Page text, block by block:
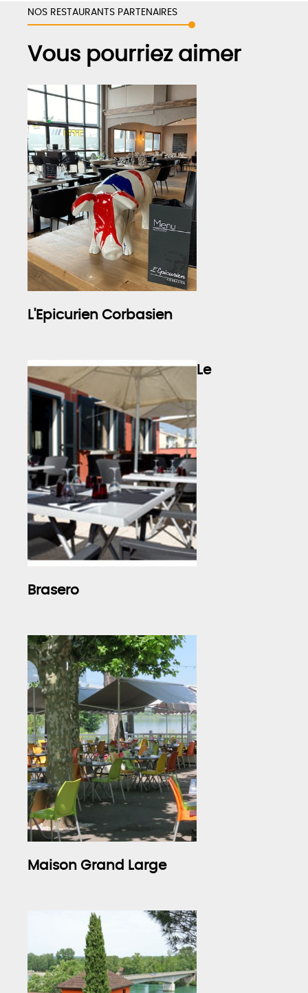
NOS RESTAURANTS PARTENAIRES
Vous pourriez aimer
L'Epicurien Corbasien
Le
Brasero
Maison Grand Large